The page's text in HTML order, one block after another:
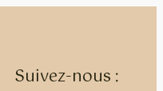
Suivez-nous :